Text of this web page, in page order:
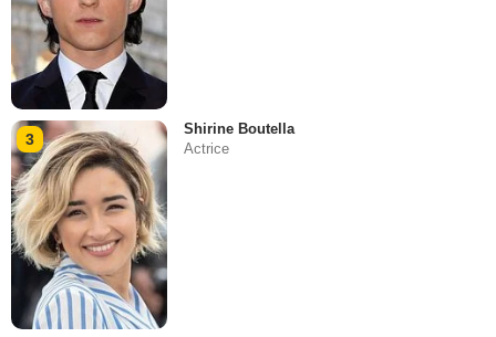
3
Shirine Boutella
Actrice